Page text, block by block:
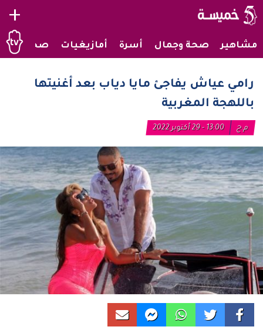
+
مشاهير صحة وجمال أسرة أمازيغيات صحراويات
رامي عياش يفاجئ مايا دياب بعد أغنيتها
باللهجة المغربية
م.ح 13:00 - 29 أكتوبر 2022